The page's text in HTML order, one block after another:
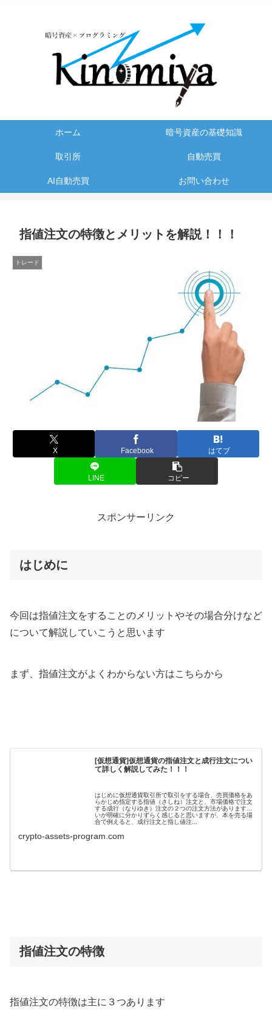
ホーム 暗号資産の基礎知識
取引所 自動売買
AI自動売買 お問い合わせ
指値注文の特徴とメリットを解説！！！
トレード
X Facebook はてブ
LINE コピー
スポンサーリンク
はじめに
今回は指値注文をすることのメリットやその場合分けなど
について解説していこうと思います
まず、指値注文がよくわからない方はこちらから
[仮想通貨]仮想通貨の指値注文と成行注文につい
て詳しく解説してみた！！！
はじめに仮想通貨取引所で取引をする場合、売買価格をあ
らかじめ指定する指値（さしね）注文と、市場価格で注文
する成行（なりゆき）注文の２つの注文方法があります違
いが明確に分かりずらく感じると思いますが、本を売る場
合で例えると、成行注文と指し値注...
crypto-assets-program.com
指値注文の特徴
指値注文の特徴は主に３つあります